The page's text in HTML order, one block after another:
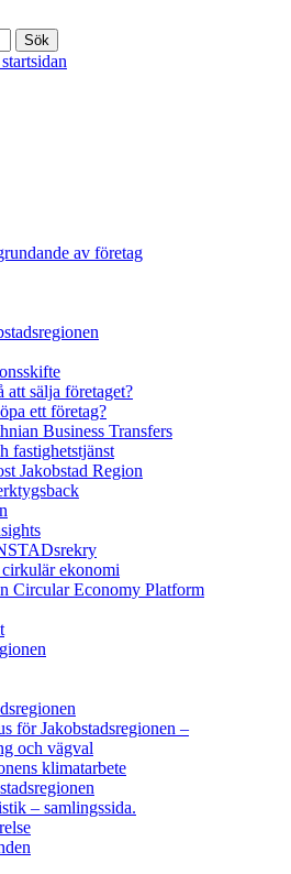
av företag
att sälja företaget?
ett företag?
Business Transfers
fastighetstjänst
Jakobstad Region
ekonomi
Circular Economy Platform
för Jakobstadsregionen –
och vägval
klimatarbete
– samlingssida.